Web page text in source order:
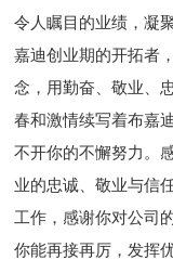
令人瞩目的业绩，凝
嘉迪创业期的开拓者
念，用勤奋、敬业、
春和激情续写着布嘉
不开你的不懈努力。
业的忠诚、敬业与信
工作，感谢你对公司
你能再接再厉，发挥